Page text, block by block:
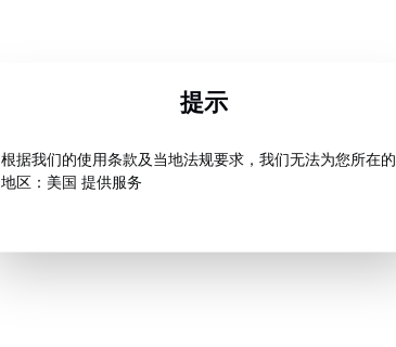
提示
根据我们的使用条款及当地法规要求，我们无法为您所在的
地区：美国 提供服务